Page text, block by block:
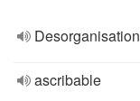
Desorganisation
ascribable